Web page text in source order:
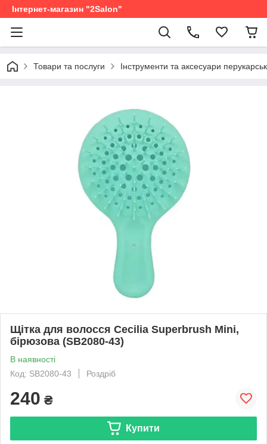
Інтернет-магазин "2Salon"
Товари та послуги Інструменти та аксесуари
Щітка для волосся Cecilia Superbrush Mini,
бірюзова (SB2080-43)
В наявності
Код: SB2080-43
Роздріб
240 ₴
Купити